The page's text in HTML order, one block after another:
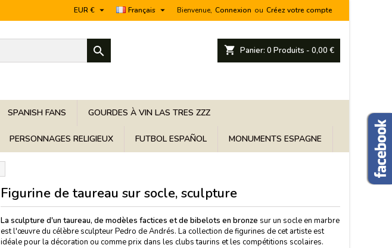
Bienvenue, Connexion ou Créez votre compte
Français 
EUR € 
shopping_cart Panier: 0 Produits - 0,00 €

SPANISH FANS GOURDES À VIN LAS TRES ZZZ
PERSONNAGES RELIGIEUX FUTBOL ESPAÑOL MONUMENTS ESPAGNE
Figurine de taureau sur socle, sculpture
La sculpture d'un taureau, de modèles factices et de bibelots en bronze sur un socle en marbre
est l'œuvre du célèbre sculpteur Pedro de Andrés. La collection de figurines de cet artiste est
idéale pour la décoration ou comme prix dans les clubs taurins et les compétitions scolaires.